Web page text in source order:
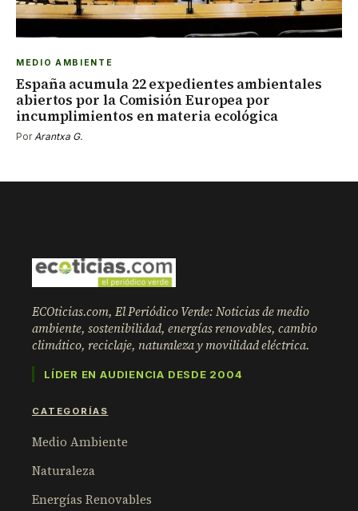
MEDIO AMBIENTE
España acumula 22 expedientes ambientales
abiertos por la Comisión Europea por
incumplimientos en materia ecológica
Por Arantxa G.
ECOticias.com, El Periódico Verde: Noticias de medio
ambiente, sostenibilidad, energías renovables, cambio
climático, reciclaje, naturaleza y movilidad eléctrica.
LÍDER EN AUDIENCIA DESDE 2004
CATEGORÍAS
Medio Ambiente
Naturaleza
Energías Renovables